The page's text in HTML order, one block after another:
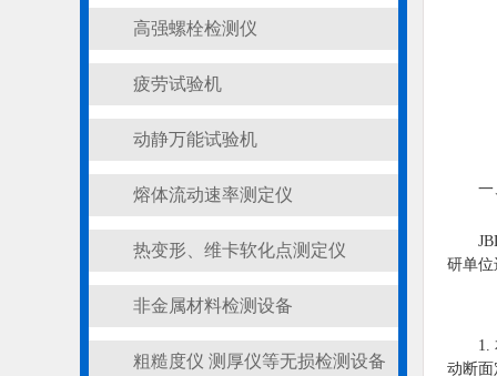
高强螺栓检测仪
疲劳试验机
动静万能试验机
熔体流动速率测定仪
热变形、维卡软化点测定仪
非金属材料检测设备
粗糙度仪 测厚仪等无损检测设备
一
研单
1.
动断